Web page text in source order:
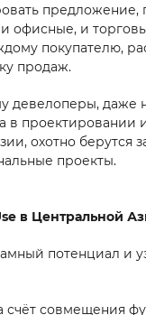
предложение,
офисные, и
покупателю,
продаж.
девелоперы,
в проектировании
охотно берутся
проекты.
в Центральной
потенциал и
счёт совмещения